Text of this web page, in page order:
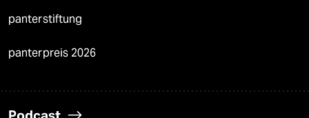
panterstiftung
panterpreis 2026